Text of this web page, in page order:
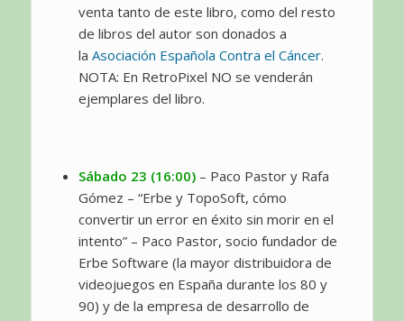
venta tanto de este libro, como del resto
de libros del autor son donados a
la Asociación Española Contra el Cáncer.
NOTA: En RetroPixel NO se venderán
ejemplares del libro.
Sábado 23 (16:00)– Paco Pastor y Rafa
Gómez – “Erbe y TopoSoft, cómo
convertir un error en éxito sin morir en el
intento” – Paco Pastor, socio fundador de
Erbe Software (la mayor distribuidora de
videojuegos en España durante los 80 y
90) y de la empresa de desarrollo de